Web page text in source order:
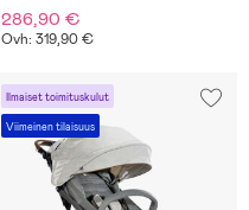
286,90 €
Ovh: 319,90 €
Ilmaiset toimituskulut
Viimeinen tilaisuus